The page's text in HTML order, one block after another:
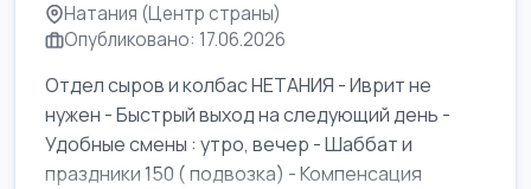
Натания (Центр страны)
Опубликовано: 17.06.2026
Отдел сыров и колбас НЕТАНИЯ - Иврит не
нужен - Быстрый выход на следующий день -
Удобные смены : утро, вечер - Шаббат и
праздники 150 ( подвозка) - Компенсация